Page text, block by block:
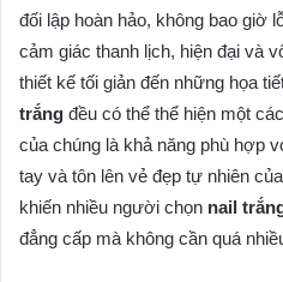
đối lập hoàn hảo, không bao giờ
cảm giác thanh lịch, hiện đại và
thiết kế tối giản đến những họa
trắng đều có thể thể hiện một
của chúng là khả năng phù hợp
tay và tôn lên vẻ đẹp tự nhiên
khiến nhiều người chọn nail
đẳng cấp mà không cần quá